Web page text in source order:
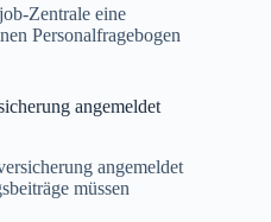
Zentrale eine
Personalfragebogen
angemeldet
angemeldet
müssen